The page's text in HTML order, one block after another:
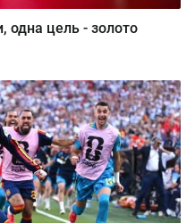
одна цель - золото